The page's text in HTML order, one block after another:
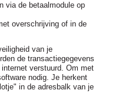
via de betaalmodule op
overschrijving of in de
van je
de transactiegegevens
verstuurd. Om met
nodig. Je herkent
in de adresbalk van je